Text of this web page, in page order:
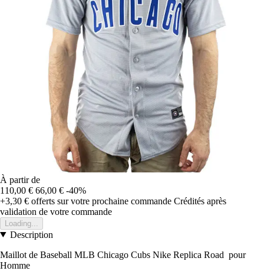
À partir de
110,00 € 66,00 € -40%
+3,30 € offerts sur votre prochaine commande Crédités après
validation de votre commande
Loading...
Description
Maillot de Baseball MLB Chicago Cubs Nike Replica Road pour
Homme